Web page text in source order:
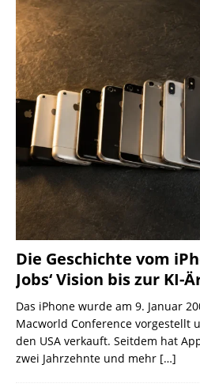
Die Geschichte vom
Jobs‘ Vision bis zur KI-
Das iPhone wurde am 9. Januar
Macworld Conference vorgestellt
den USA verkauft. Seitdem hat
zwei Jahrzehnte und mehr […]